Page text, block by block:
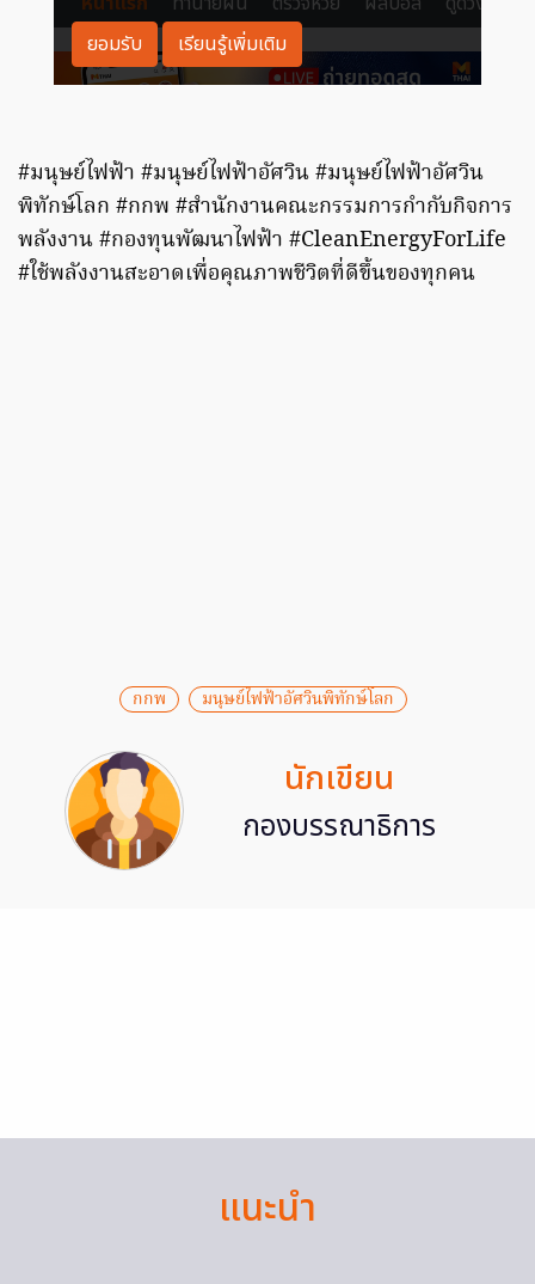
#มนุษย์ไฟฟ้า #มนุษย์ไฟฟ้าอัศวิน #มนุษย์ไฟฟ้าอัศวิน
พิทักษ์โลก #กกพ #สำนักงานคณะกรรมการกำกับกิจการ
พลังงาน #กองทุนพัฒนาไฟฟ้า #CleanEnergyForLife
#ใช้พลังงานสะอาดเพื่อคุณภาพชีวิตที่ดีขึ้นของทุกคน
กกพ มนุษย์ไฟฟ้าอัศวินพิทักษ์โลก
นักเขียน
กองบรรณาธิการ
แนะนำ